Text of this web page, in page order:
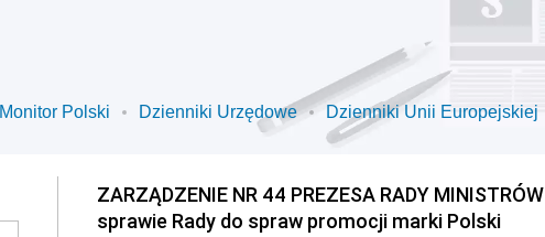
Monitor Polski Dzienniki Urzędowe Dzienniki Unii Europejskiej
ZARZĄDZENIE NR 44 PREZESA RADY
sprawie Rady do spraw promocji marki Polski